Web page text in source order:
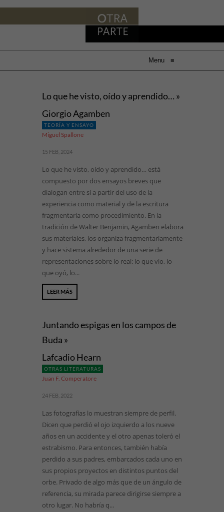
Menu ≡
Lo que he visto, oído y aprendido… »
Giorgio Agamben
TEORÍA Y ENSAYO
Miguel Spallone
15 FEB, 2024
Lo que he visto, oído y aprendido… está
compuesto por dos ensayos breves que
dialogan entre sí a partir del uso de la
experiencia como material y de la escritura
fragmentaria como procedimiento. En la
tradición de Walter Benjamin, Agamben elabora
sus materiales, los organiza fragmentariamente
y hace sistema alrededor de una serie de
representaciones sobre lo real: lo que vio, lo
que oyó, lo...
LEER MÁS
Juntando espigas en los campos de
Buda »
Lafcadio Hearn
OTRAS LITERATURAS
Juan F. Comperatore
24 FEB, 2022
Las fotografías lo muestran siempre de perfil.
Dicen que perdió el ojo izquierdo a los nueve
años en un accidente y el otro apenas toleró el
estrabismo. Para entonces, también había
perdido a sus padres, embarcados cada uno en
sus propios proyectos en distintos puntos del
orbe. Privado de algo más que de un ángulo de
referencia, su mirada parece dirigirse siempre a
otro lugar. No habría q...